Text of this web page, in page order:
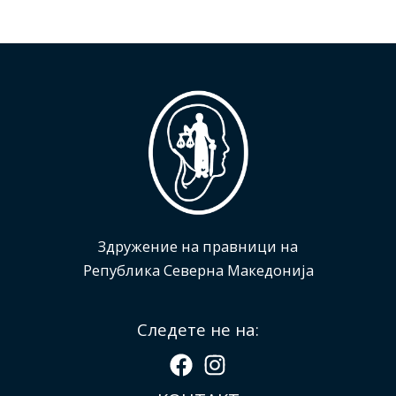
Здружение на правници на
Република Северна Македонија
Следете не на: